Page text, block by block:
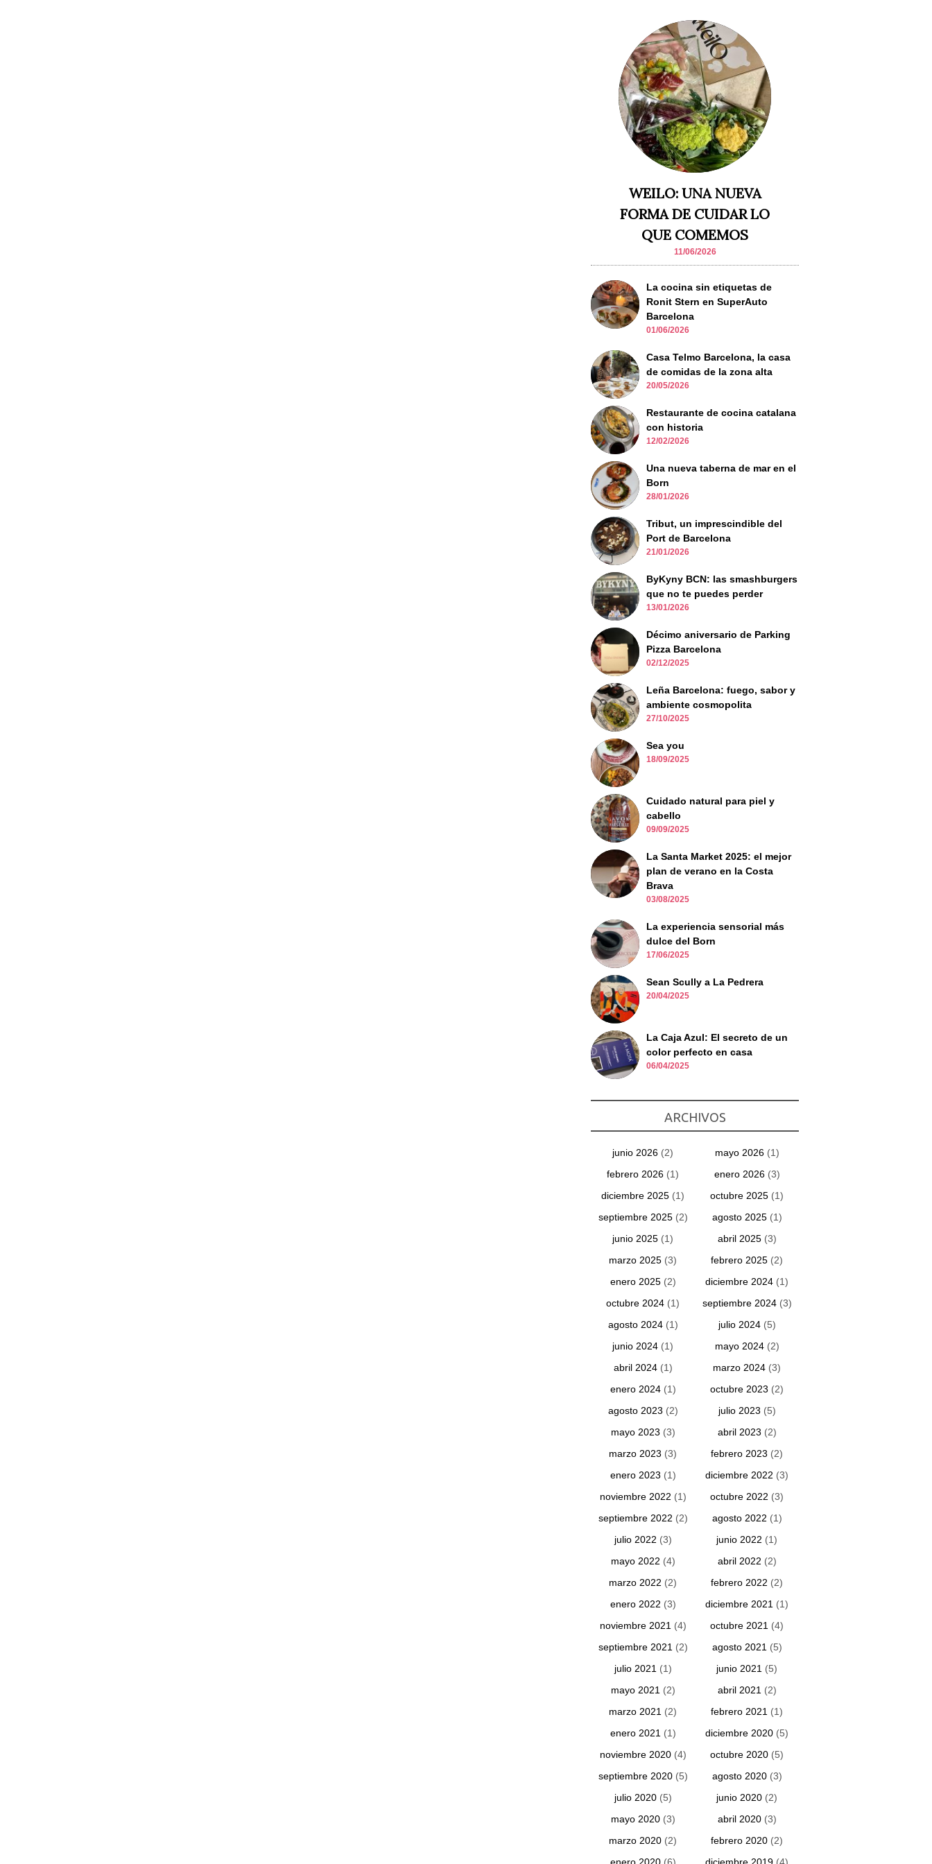
WEILO: UNA NUEVA
FORMA DE CUIDAR LO
QUE COMEMOS
11/06/2026
La cocina sin etiquetas de
Ronit Stern en SuperAuto
Barcelona
01/06/2026
Casa Telmo Barcelona, la casa
de comidas de la zona alta
20/05/2026
Restaurante de cocina catalana
con historia
12/02/2026
Una nueva taberna de mar en el
Born
28/01/2026
Tribut, un imprescindible del
Port de Barcelona
21/01/2026
ByKyny BCN: las smashburgers
que no te puedes perder
13/01/2026
Décimo aniversario de Parking
Pizza Barcelona
02/12/2025
Leña Barcelona: fuego, sabor y
ambiente cosmopolita
27/10/2025
Sea you
18/09/2025
Cuidado natural para piel y
cabello
09/09/2025
La Santa Market 2025: el mejor
plan de verano en la Costa
Brava
03/08/2025
La experiencia sensorial más
dulce del Born
17/06/2025
Sean Scully a La Pedrera
20/04/2025
La Caja Azul: El secreto de un
color perfecto en casa
06/04/2025
ARCHIVOS
junio 2026 (2) mayo 2026(1)
febrero 2026 (1) enero 2026(3)
diciembre 2025 (1) octubre 2025 (1)
septiembre 2025(2) agosto 2025(1)
junio 2025 (1) abril 2025(3)
marzo 2025 (3) febrero 2025 (2)
enero 2025(2) diciembre 2024 (1)
octubre 2024 (1) septiembre 2024(3)
agosto 2024(1) julio 2024(5)
junio 2024 (1) mayo 2024(2)
abril 2024(1) marzo 2024 (3)
enero 2024(1) octubre 2023 (2)
agosto 2023 (2) julio 2023 (5)
mayo 2023 (3) abril 2023 (2)
marzo 2023 (3) febrero 2023 (2)
enero 2023 (1) diciembre 2022 (3)
noviembre 2022 (1) octubre 2022 (3)
septiembre 2022 (2) agosto 2022 (1)
julio 2022 (3) junio 2022 (1)
mayo 2022 (4) abril 2022 (2)
marzo 2022 (2) febrero 2022 (2)
enero 2022 (3) diciembre 2021 (1)
noviembre 2021 (4) octubre 2021 (4)
septiembre 2021 (2) agosto 2021 (5)
julio 2021 (1) junio 2021 (5)
mayo 2021 (2) abril 2021 (2)
marzo 2021 (2) febrero 2021 (1)
enero 2021 (1) diciembre 2020 (5)
noviembre 2020(4) octubre 2020 (5)
septiembre 2020(5) agosto 2020(3)
julio 2020(5) junio 2020 (2)
mayo 2020(3) abril 2020(3)
marzo 2020 (2) febrero 2020 (2)